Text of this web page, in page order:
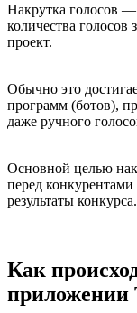
Накрутка голосов —
количества голосов
проект.
Обычно это
программ (ботов),
даже ручного
Основной целью
перед
результаты конкурса.
Как